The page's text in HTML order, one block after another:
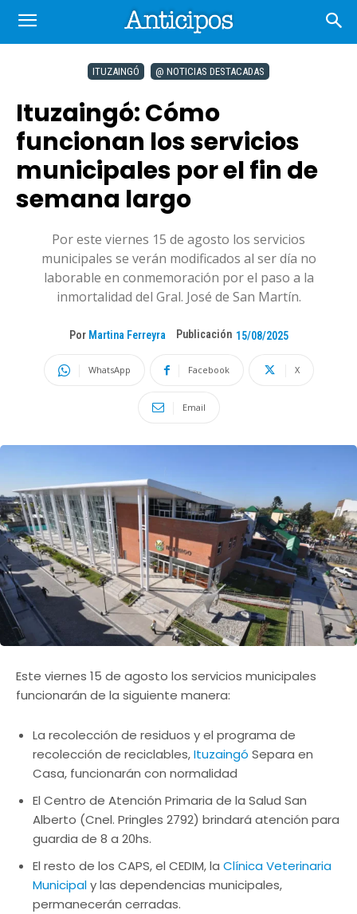
ITUZAINGÓ @ NOTICIAS DESTACADAS
Ituzaingó: Cómo
funcionan los servicios
municipales por el fin de
semana largo
Por este viernes 15 de agosto los servicios
municipales se verán modificados al ser día no
laborable en conmemoración por el paso a la
inmortalidad del Gral. José de San Martín.
Por Martina Ferreyra Publicación 15/08/2025
WhatsApp Facebook X
Email
Este viernes 15 de agosto los servicios municipales
funcionarán de la siguiente manera:
La recolección de residuos y el programa de
recolección de reciclables,Ituzaingó Separa en
Casa, funcionarán con normalidad
El Centro de Atención Primaria de la Salud San
Alberto (Cnel. Pringles 2792) brindará atención para
guardia de 8 a 20hs.
El resto de los CAPS, el CEDIM, la Clínica Veterinaria
Municipaly las dependencias municipales,
permanecerán cerradas.